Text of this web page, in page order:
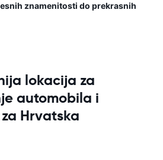
znamenitosti do prekrasnih
lokacija za
automobila i
Hrvatska